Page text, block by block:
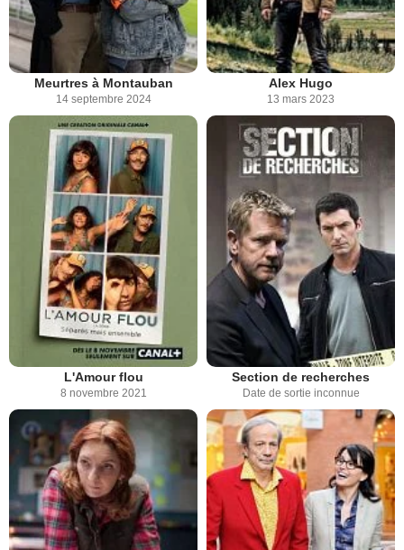
Meurtres à Montauban
14 septembre 2024
Alex Hugo
13 mars 2023
L'Amour flou
8 novembre 2021
Section de recherches
Date de sortie inconnue